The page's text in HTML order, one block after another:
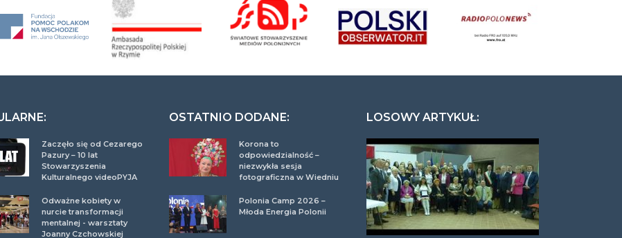
Zaczęło się od Cezarego
Pazury – 10 lat
Stowarzyszenia
Kulturalnego videoPYJA
Odważne kobiety w
nurcie transformacji
mentalnej - warsztaty
Joanny Czchowskiej
OSTATNIO DODANE:
Korona to
odpowiedzialność –
niezwykła sesja
fotograficzna w Wiedniu
Polonia Camp 2026 –
Młoda Energia Polonii
LOSOWY ARTYKUŁ: